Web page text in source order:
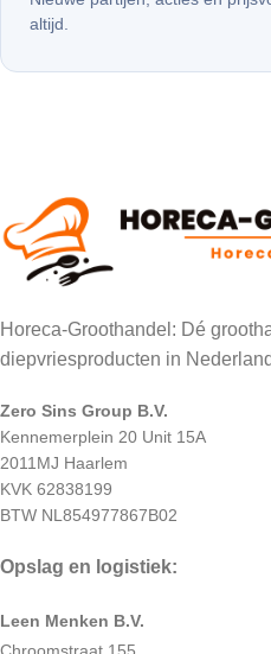
altijd.
Horeca-Groothandel: Dé
diepvriesproducten in
Zero Sins Group B.V.
Kennemerplein 20 Unit 15A
2011MJ Haarlem
KVK 62838199
BTW NL854977867B02
Opslag en logistiek:
Leen Menken B.V.
Chroomstraat 155,